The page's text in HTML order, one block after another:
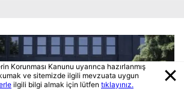
Korunması Kanunu uyarınca hazırlanmış
ve sitemizde ilgili mevzuata uygun
ilgili bilgi almak için lütfen tıklayınız.